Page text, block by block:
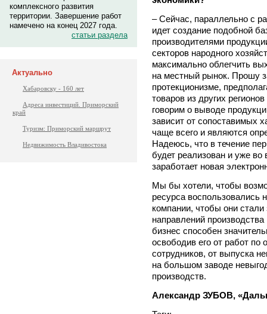
комплексного развития
территории. Завершение работ
намечено на конец 2027 года.
статьи раздела
Актуально
Хабаровску - 160 лет
Адреса инвестиций. Приморский
край
Туризм: Приморский маршрут
Недвижимость Владивостока
– Сейчас, параллельно с
идет создание подобной
производителями
секторов народного
максимально облегчить
на местный рынок. Прошу
протекционизме,
товаров из других
говорим о выводе
зависит от сопоставимых
чаще всего и являются
Надеюсь, что в течение
будет реализован и уже
заработает новая
Мы бы хотели, чтобы
ресурса воспользовались
компании, чтобы они стали
направлений
бизнес способен
освободив его от работ
сотрудников, от выпуска
на большом заводе
производств.
Александр ЗУБОВ,